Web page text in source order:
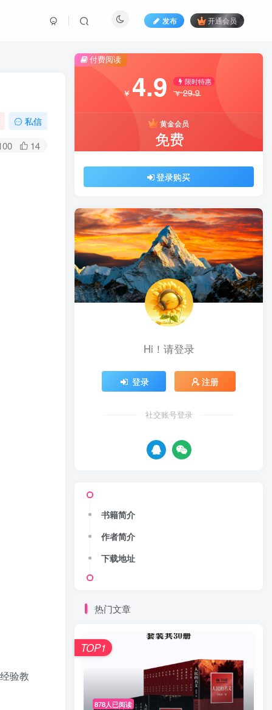
发布 开通会员
私信
14
验教
付费阅读
￥ 4.9 限时特惠
￥29.9
黄金会员
免费
登录购买
Hi！请登录
登录 注册
社交账号登录
书籍简介
作者简介
下载地址
热门文章
878人已阅读
TOP1